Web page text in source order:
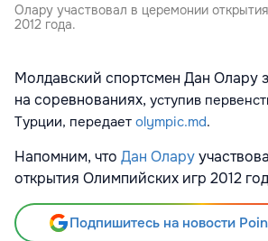
Олару участвовал в церемонии
2012 года.
Молдавский спортсмен Дан Олару
на соревнованиях, уступив
Турции, передает olympic.md.
Напомним, что Дан Олару
открытия Олимпийских игр 2012
Подпишитесь на новости